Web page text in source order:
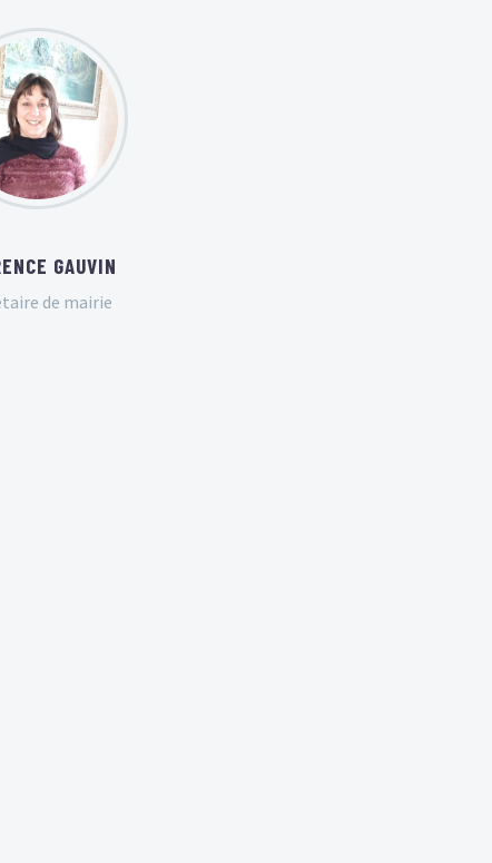
GAUVIN
de mairie